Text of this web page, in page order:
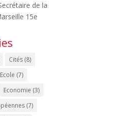
de la
15e
Cités (8)
Ecole (7)
Economie (3)
(7)